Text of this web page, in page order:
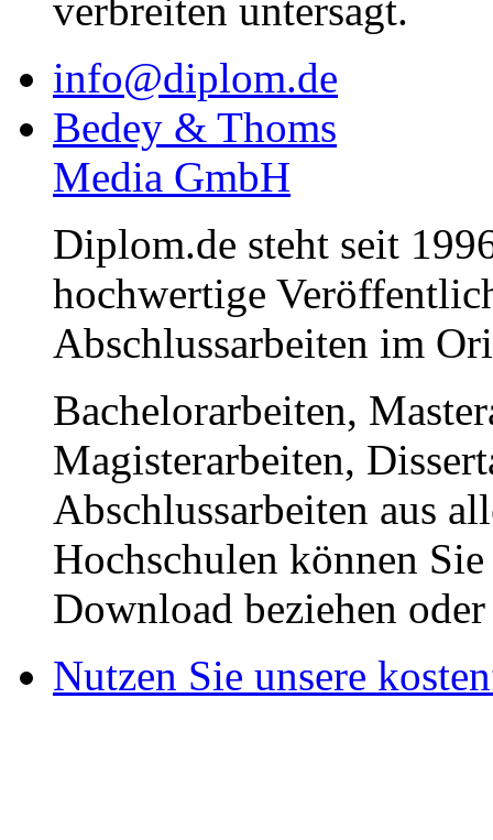
verbreiten untersagt.
info@diplom.de
Bedey & Thoms
Media GmbH
Diplom.de steht seit
hochwertige
Abschlussarbeiten im
Bachelorarbeiten,
Magisterarbeiten,
Abschlussarbeiten aus
Hochschulen können
Download beziehen
Nutzen Sie unsere